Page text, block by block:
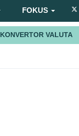
FOKUS
KONVERTOR VALUTA